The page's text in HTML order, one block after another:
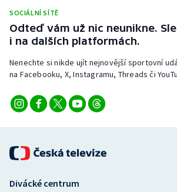
SOCIÁLNÍ SÍTĚ
Odteď vám už nic neunikne.
i na dalších platformách.
Nenechte si nikde ujít nejnovější sportovní
na Facebooku, X, Instagramu, Threads či
Divácké centrum